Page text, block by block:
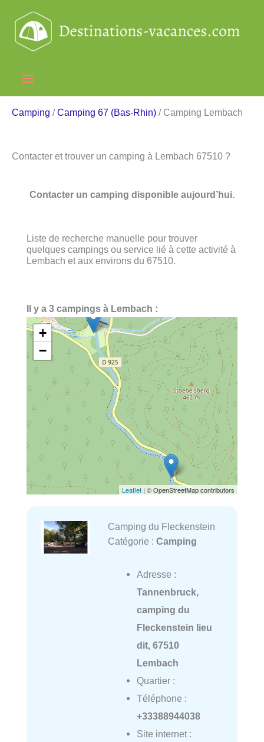
contenu
Menu
principal
Camping /Camping 67 (Bas-Rhin) / Camping Lembach
Contacter et trouver un camping à Lembach 67510 ?
Contacter un camping disponible aujourd’hui.
Liste de recherche manuelle pour trouver
quelques campings ou service lié à cette activité à
Lembach et aux environs du 67510.
Il y a 3 campings à Lembach :
+
−
Leaflet | © OpenStreetMap contributors
Camping du Fleckenstein
Catégorie : Camping
Adresse :
Tannenbruck,
camping du
Fleckenstein lieu
dit, 67510
Lembach
Quartier :
Téléphone :
+33388944038
Site internet :